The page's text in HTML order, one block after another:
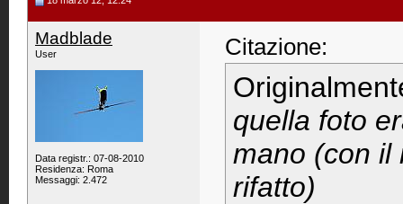
Madblade
User
Data registr.: 07-08-2010
Residenza: Roma
Messaggi: 2.472
Citazione:
quella foto
mano (con il
rifatto)